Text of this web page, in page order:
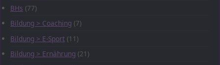
BHs (77)
Bildung > Coaching (7)
Bildung > E-Sport (11)
Bildung > Ernährung (21)